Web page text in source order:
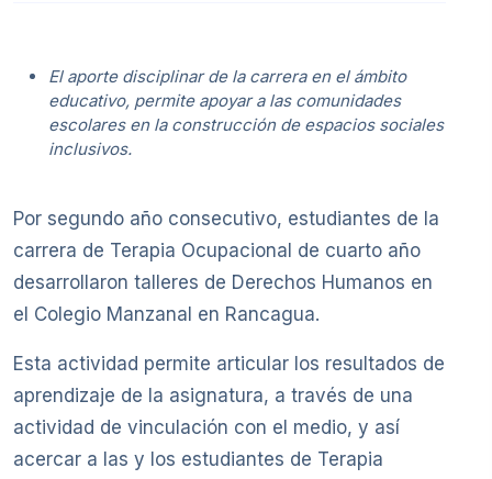
El aporte disciplinar de la carrera en el ámbito
educativo, permite apoyar a las comunidades
escolares en la construcción de espacios sociales
inclusivos.
Por segundo año consecutivo, estudiantes de la
carrera de Terapia Ocupacional de cuarto año
desarrollaron talleres de Derechos Humanos en
el Colegio Manzanal en Rancagua.
Esta actividad permite articular los resultados de
aprendizaje de la asignatura, a través de una
actividad de vinculación con el medio, y así
acercar a las y los estudiantes de Terapia